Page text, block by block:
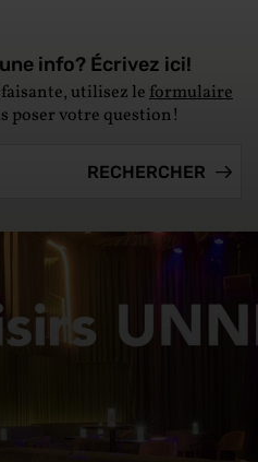
info? Écrivez ici!
utilisez leformulaire
poser votre question!